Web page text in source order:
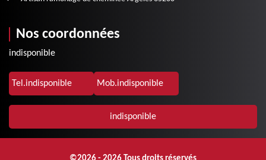
Nos coordonnées
indisponible
Tel.indisponible Mob.indisponible
indisponible